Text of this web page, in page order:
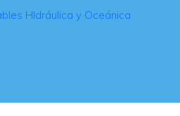
HIdráulica y Oceánica